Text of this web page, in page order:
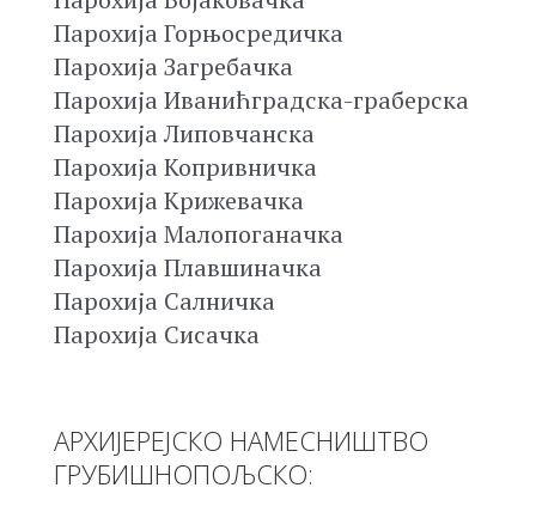
Парохија Горњосредичка
Парохија Загребачка
Парохија Иванићградска-граберска
Парохија Липовчанска
Парохија Копривничка
Парохија Крижевачка
Парохија Малопоганачка
Парохија Плавшиначка
Парохија Салничка
Парохија Сисачка
АРХИЈЕРЕЈСКО НАМЕСНИШТВО
ГРУБИШНОПОЉСКО: